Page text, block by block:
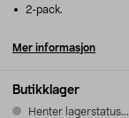
Butikklager
Henter lagerstatus...
2-pack.
Mer informasjon